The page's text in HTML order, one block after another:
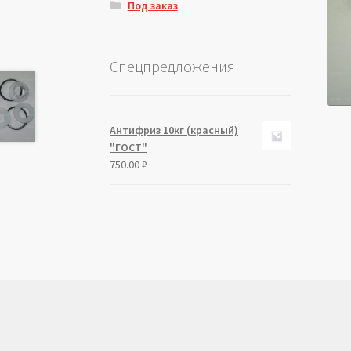
Под заказ
Спецпредложения
Антифриз 10кг (красный)
"ГОСТ"
750.00₽